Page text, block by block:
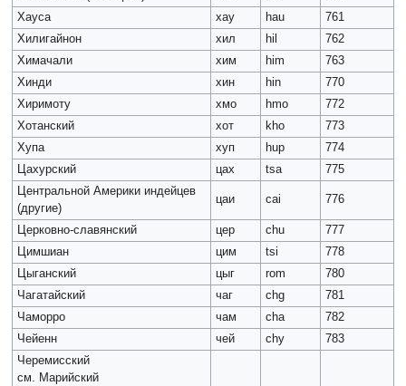
Хауса
хау hau
761
Хилигайнон
хил hil
762
Химачали
хим him
763
Хинди
хин hin
770
Хиримоту
хмо hmo
772
Хотанский
хот kho
773
Хупа
хуп hup
774
Цахурский
цах tsa
775
Центральной Америки индейцев
(другие)
цаи cai 776
Церковно-славянский цер chu
777
Цимшиан
цим tsi
778
Цыганский
цыг rom
780
Чагатайский
чаг chg
781
Чаморро
чам cha
782
Чейенн
чей chy
783
Черемисский
см. Марийский